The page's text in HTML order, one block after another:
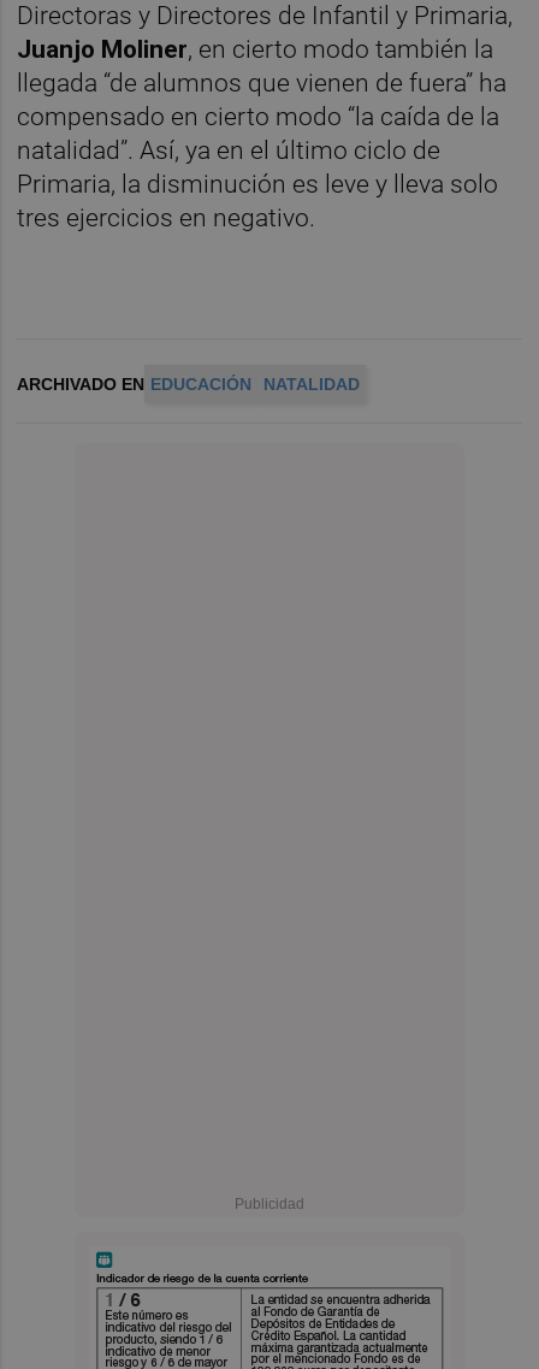
Directoras y Directores de Infantil y Primaria,
Juanjo Moliner, en cierto modo también la
llegada “de alumnos que vienen de fuera” ha
compensado en cierto modo “la caída de la
natalidad”. Así, ya en el último ciclo de
Primaria, la disminución es leve y lleva solo
tres ejercicios en negativo.
ARCHIVADO EN EDUCACIÓN NATALIDAD